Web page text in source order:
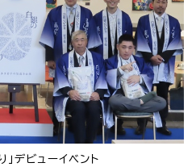
」デビューイベント